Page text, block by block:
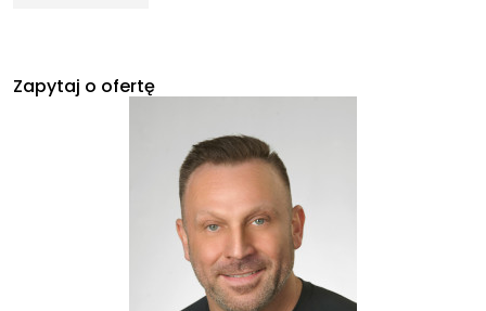
Zapytaj o ofertę